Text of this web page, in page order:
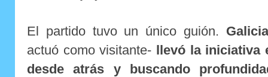
El partido tuvo un único guión.
actuó como visitante-
llevó la
desde atrás y buscando